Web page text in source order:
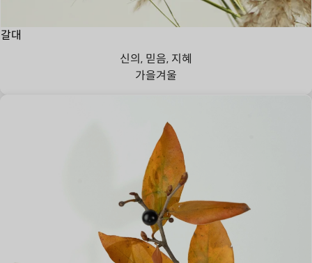
갈대
신의, 믿음, 지혜
가을겨울